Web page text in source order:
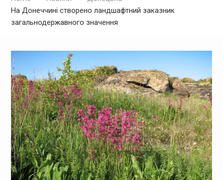
На Донеччині створено ландшафтний заказник
загальнодержавного значення